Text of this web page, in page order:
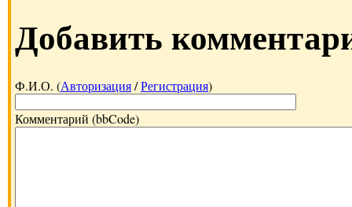
Добавить
Ф.И.О. (Авторизация/Регистрация)
Комментарий (bbCode)